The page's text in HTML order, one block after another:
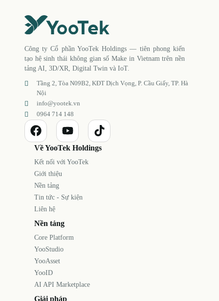
Công ty Cổ phần YooTek Holdings — tiên phong kiến
tạo hệ sinh thái không gian số Make in Vietnam trên nền
tảng AI, 3D/XR, Digital Twin và IoT.
Tầng 2, Tòa N09B2, KĐT Dịch Vọng, P. Cầu Giấy, TP. Hà
Nội
info@yootek.vn
0964 714 148
Về YooTek Holdings
Kết nối với YooTek
Giới thiệu
Nền tảng
Tin tức - Sự kiện
Liên hệ
Nền tảng
Core Platform
YooStudio
YooAsset
YooID
AI API Marketplace
Giải pháp